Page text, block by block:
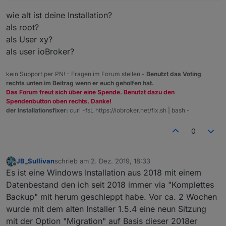
      errno: -
4048 ,
npm
ERR!      code:
ERR!
syscall: 'rename',
npm
ERR!
      dest:npm
ERR!
'C:\\IoB
npm
-4048
ERR!
syscall
rename
npm
Error: EPERM: operation not permitted,
ERR!
{ [Error: EPERM: operation not
ERR!
   cause:
npm
ERR!
wie alt ist deine Installation?
als root?
als User xy?
als user ioBroker?
kein Support per PN! - Fragen im Forum stellen - Benutzt das Voting
rechts unten im Beitrag wenn er euch geholfen hat.
Das Forum freut sich über eine Spende. Benutzt dazu den
Spendenbutton oben rechts. Danke!
der Installationsfixer: curl -fsL https://iobroker.net/fix.sh | bash -
0
Offline
JB_Sullivanschrieb am 2. Dez. 2019, 18:33
zuletzt editiert von
Es ist eine Windows Installation aus 2018 mit einem
Datenbestand den ich seit 2018 immer via "Komplettes
Backup" mit herum geschleppt habe. Vor ca. 2 Wochen
wurde mit dem alten Installer 1.5.4 eine neun Sitzung
mit der Option "Migration" auf Basis dieser 2018er